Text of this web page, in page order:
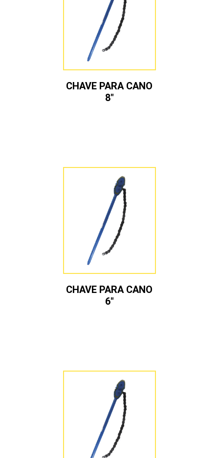
CHAVE PARA CANO
8″
CHAVE PARA CANO
6″